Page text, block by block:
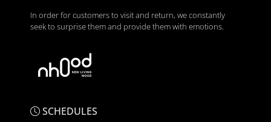
In order for customers to visit and return, we constantly
seek to surprise them and provide them with emotions.
SCHEDULES